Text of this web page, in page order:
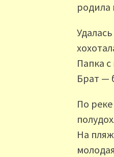
родила
Папка
Брат —
По
На